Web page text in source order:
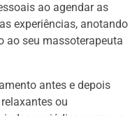
ao agendar as
experiências, anotando
ao seu massoterapeuta
antes e depois
ou